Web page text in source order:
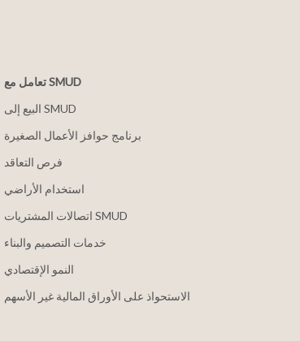
تعامل مع SMUD
البيع إلى SMUD
برنامج حوافز الأعمال الصغيرة
فرص التعاقد
استخدام الأراضي
اتصالات المشتريات SMUD
خدمات التصميم والبناء
النمو الإقتصادي
الاستحواذ على الأوراق المالية غير الأسهم